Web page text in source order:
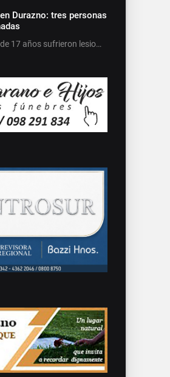
Durazno: tres personas
17 años sufrieron lesio…